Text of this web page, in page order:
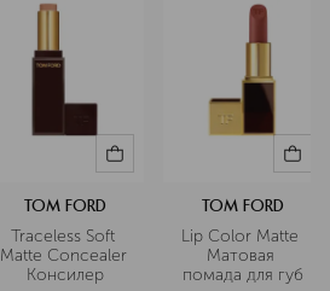
TOM FORD
Traceless Soft
Matte Concealer
Консилер
TOM FORD
Lip Color Matte
Матовая
помада для губ